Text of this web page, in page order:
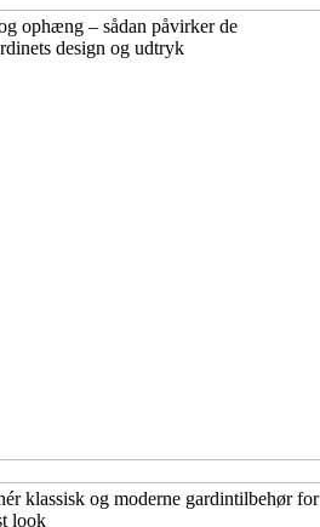
ophæng – sådan påvirker de
design og udtryk
klassisk og moderne gardintilbehør for
look